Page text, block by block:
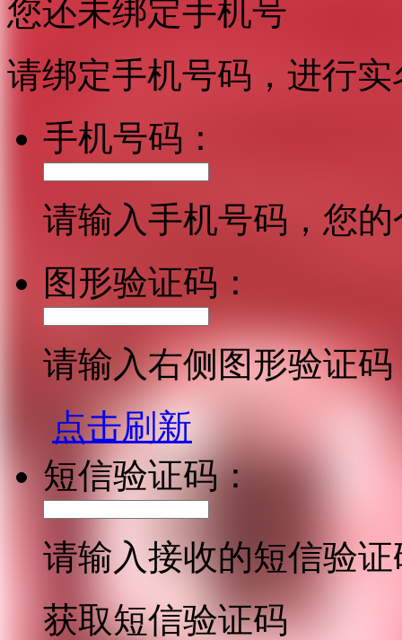
您还未绑定手机号
请绑定手机号码，进行
手机号码：
请输入手机号码，您
图形验证码：
请输入右侧图形验证码
点击刷新
短信验证码：
请输入接收的短信验证
获取短信验证码